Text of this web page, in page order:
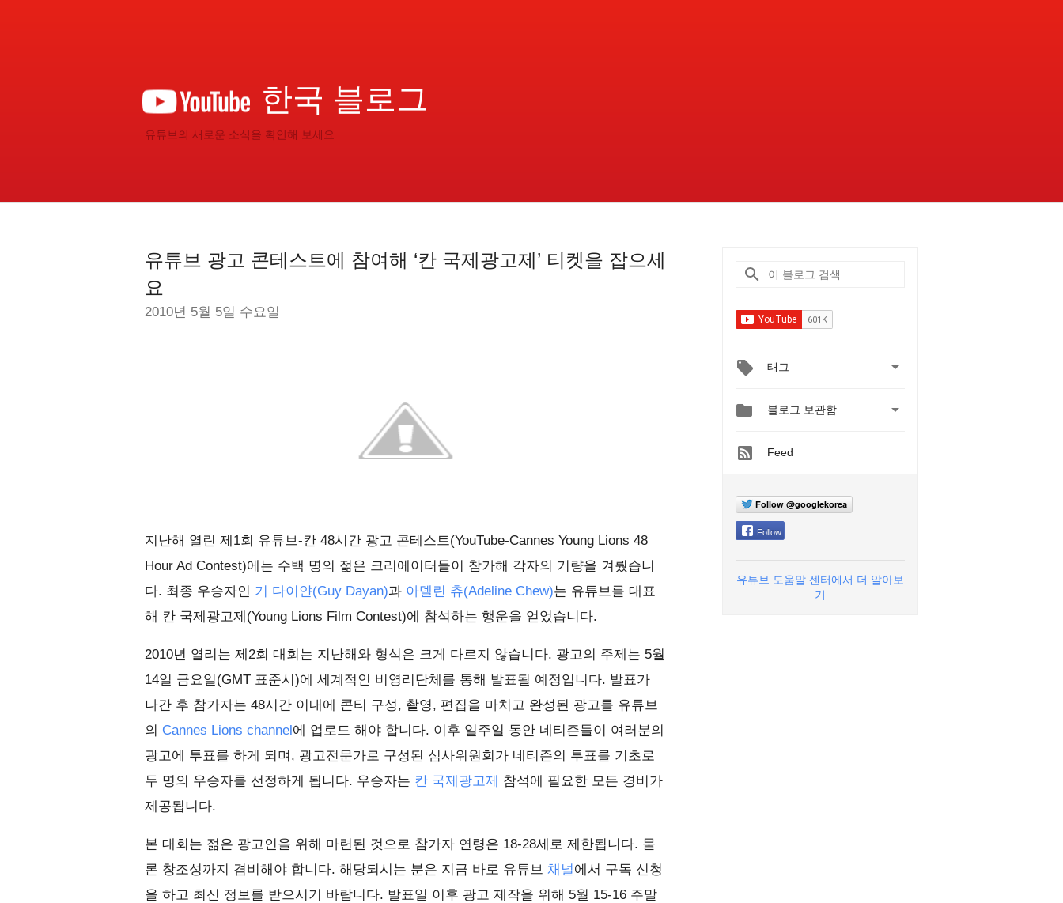
한국 블로그
유튜브의 새로운 소식을 확인해 보세요
유튜브 광고 콘테스트에 참여해 ‘칸 국제광고제’ 티켓을 잡으세
요
2010년 5월 5일 수요일
지난해 열린 제1회 유튜브-칸 48시간 광고 콘테스트(YouTube-Cannes Young Lions 48
Hour Ad Contest)에는 수백 명의 젊은 크리에이터들이 참가해 각자의 기량을 겨뤘습니
다. 최종 우승자인 기 다이얀(Guy Dayan)과 아델린 츄(Adeline Chew)는 유튜브를 대표
해 칸 국제광고제(Young Lions Film Contest)에 참석하는 행운을 얻었습니다.
2010년 열리는 제2회 대회는 지난해와 형식은 크게 다르지 않습니다. 광고의 주제는 5월
14일 금요일(GMT 표준시)에 세계적인 비영리단체를 통해 발표될 예정입니다. 발표가
나간 후 참가자는 48시간 이내에 콘티 구성, 촬영, 편집을 마치고 완성된 광고를 유튜브
의 Cannes Lions channel에 업로드 해야 합니다. 이후 일주일 동안 네티즌들이 여러분의
광고에 투표를 하게 되며, 광고전문가로 구성된 심사위원회가 네티즌의 투표를 기초로
두 명의 우승자를 선정하게 됩니다. 우승자는 칸 국제광고제 참석에 필요한 모든 경비가
제공됩니다.
본 대회는 젊은 광고인을 위해 마련된 것으로 참가자 연령은 18-28세로 제한됩니다. 물
론 창조성까지 겸비해야 합니다. 해당되시는 분은 지금 바로 유튜브 채널 에서 구독 신청
을 하고 최신 정보를 받으시기 바랍니다. 발표일 이후 광고 제작을 위해 5월 15-16 주말
태그 
 블로그 보관함 
Feed
Follow @googlekorea
Follow
유튜브 도움말 센터에서 더 알아보
기